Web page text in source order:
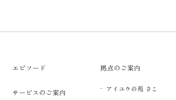
エピソード
サービスのご案内
拠点のご案内
アイユウの苑 さこ